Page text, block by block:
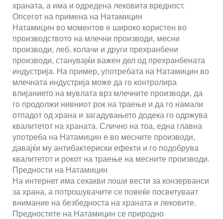
храната, а има и одредена лековита вредност.
Опсегот на примена на Натамицин
Натамицин во моментов е широко користен во
производството на млечни производи, месни
производи, леб, колачи и други прехранбени
производи, станувајќи важен дел од прехранбената
индустрија. На пример, употребата на Натамицин во
млечната индустрија може да го контролира
влијанието на мувлата врз млечните производи, да
го продолжи нивниот рок на траење и да го намали
отпадот од храна и загадувањето додека го одржува
квалитетот на храната. Слично на тоа, една главна
употреба на Натамицин е во месните производи,
давајќи му антибактериски ефекти и го подобрува
квалитетот и рокот на траење на месните производи.
Предности на Натамицин
На интернет има секакви лоши вести за конзерванси
за храна, а потрошувачите се повеќе посветуваат
внимание на безбедноста на храната и лековите.
Предностите на Натамицин се природно